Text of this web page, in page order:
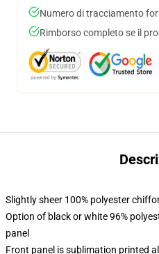
Numero di tracciamento
Rimborso completo se il
Slightly sheer 100% polyester
Option of black or white 96%
panel
Front panel is sublimation printed